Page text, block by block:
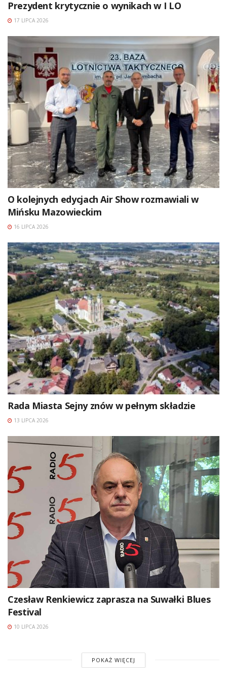
Prezydent krytycznie o wynikach w I LO
17 LIPCA 2026
O kolejnych edycjach Air Show rozmawiali w
Mińsku Mazowieckim
16 LIPCA 2026
Rada Miasta Sejny znów w pełnym składzie
13 LIPCA 2026
Czesław Renkiewicz zaprasza na Suwałki Blues
Festival
10 LIPCA 2026
POKAŻ WIĘCEJ